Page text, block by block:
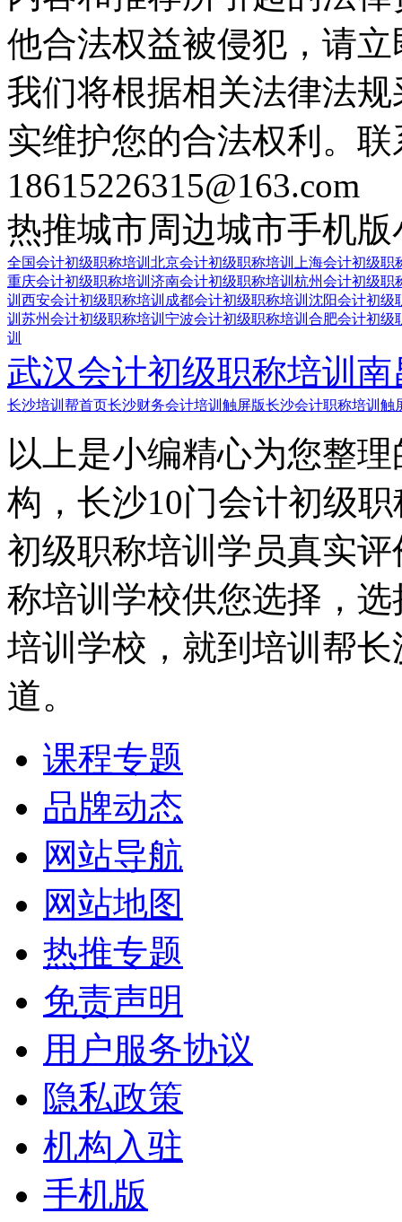
他合法权益被侵犯，请
我们将根据相关法律法
实维护您的合法权利。
18615226315@163.com
热推城市周边城市手机版
全国会计初级职称培训 北京会计初级职称培训
上海会计初级职
重庆会计初级职称培训 济南会计初级职称培训 杭州会计初级职
训 西安会计初级职称培训 成都会计初级职称培训 沈阳会计初级
训 苏州会计初级职称培训 宁波会计初级职称培训 合肥会计初级
训
武汉会计初级职称培训 南
长沙培训帮首页长沙财务会计培训触屏版长沙会计职称培训触
以上是小编精心为您整
构，长沙10门会计初级
初级职称培训学员真实
称培训学校供您选择，
培训学校，就到培训帮
道。
课程专题
品牌动态
网站导航
网站地图
热推专题
免责声明
用户服务协议
隐私政策
机构入驻
手机版